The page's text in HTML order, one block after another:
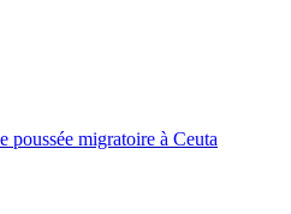
poussée migratoire à Ceuta